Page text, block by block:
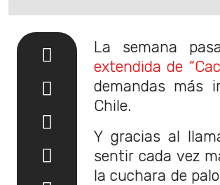
La semana
extendida de
demandas más
Chile.
Y gracias al
sentir cada vez
la cuchara de